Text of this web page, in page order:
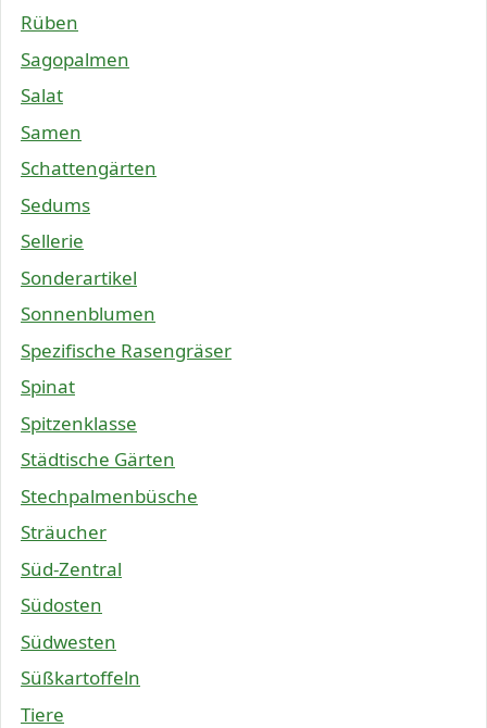
Rüben
Sagopalmen
Salat
Samen
Schattengärten
Sedums
Sellerie
Sonderartikel
Sonnenblumen
Spezifische Rasengräser
Spinat
Spitzenklasse
Städtische Gärten
Stechpalmenbüsche
Sträucher
Süd-Zentral
Südosten
Südwesten
Süßkartoffeln
Tiere